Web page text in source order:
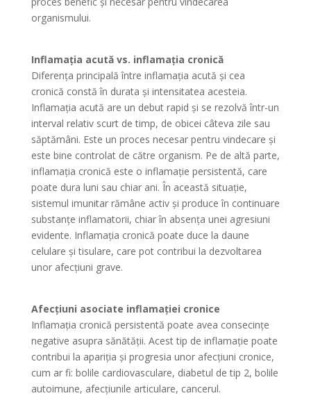
organismului.
Inflamația acută vs. inflamația cronică
Diferența principală între inflamația acută și cea
cronică constă în durata și intensitatea acesteia.
Inflamația acută are un debut rapid și se rezolvă într-un
interval relativ scurt de timp, de obicei câteva zile sau
săptămâni. Este un proces necesar pentru vindecare și
este bine controlat de către organism. Pe de altă parte,
inflamația cronică este o inflamație persistentă, care
poate dura luni sau chiar ani. În această situație,
sistemul imunitar rămâne activ și produce în continuare
substanțe inflamatorii, chiar în absența unei agresiuni
evidente. Inflamația cronică poate duce la daune
celulare și tisulare, care pot contribui la dezvoltarea
unor afecțiuni grave.
Afecțiuni asociate inflamației cronice
Inflamația cronică persistentă poate avea consecințe
negative asupra sănătății. Acest tip de inflamație poate
contribui la apariția și progresia unor afecțiuni cronice,
cum ar fi: bolile cardiovasculare, diabetul de tip 2, bolile
autoimune, afecțiunile articulare, cancerul.